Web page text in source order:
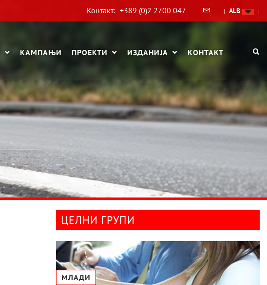
Контакт: +389 (0)2 2700 047 | ALB |
КАМПАЊИ ПРОЕКТИ ИЗДАНИЈА КОНТАКТ
ЦЕЛНИ ГРУПИ
МЛАДИ